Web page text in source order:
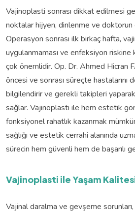
Vajinoplasti sonrası dikkat edilmesi
noktalar hijyen, dinlenme ve doktorun
Operasyon sonrası ilk birkaç hafta,
uygulanmaması ve enfeksiyon riskine
çok önemlidir. Op. Dr. Ahmed Hicran
öncesi ve sonrası süreçte hastalarını
bilgilendirir ve gerekli takipleri
sağlar. Vajinoplasti ile hem estetik
fonksiyonel rahatlık kazanmak
sağlığı ve estetik cerrahi alanında
sürecin hem güvenli hem de başarılı
Vajinoplasti ile Yaşam
Vajinal daralma ve gevşeme sorunları,